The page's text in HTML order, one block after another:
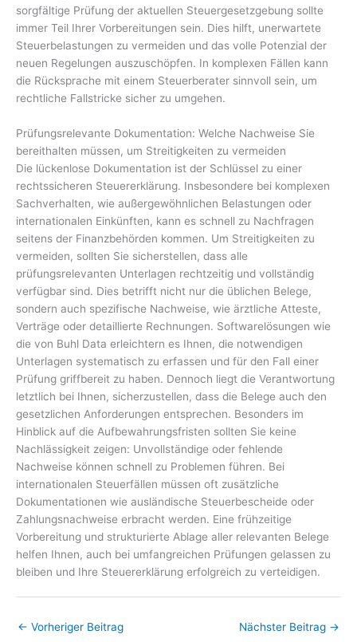
sorgfältige Prüfung der aktuellen Steuergesetzgebung sollte
immer Teil Ihrer Vorbereitungen sein. Dies hilft, unerwartete
Steuerbelastungen zu vermeiden und das volle Potenzial der
neuen Regelungen auszuschöpfen. In komplexen Fällen kann
die Rücksprache mit einem Steuerberater sinnvoll sein, um
rechtliche Fallstricke sicher zu umgehen.
Prüfungsrelevante Dokumentation: Welche Nachweise Sie
bereithalten müssen, um Streitigkeiten zu vermeiden
Die lückenlose Dokumentation ist der Schlüssel zu einer
rechtssicheren Steuererklärung. Insbesondere bei komplexen
Sachverhalten, wie außergewöhnlichen Belastungen oder
internationalen Einkünften, kann es schnell zu Nachfragen
seitens der Finanzbehörden kommen. Um Streitigkeiten zu
vermeiden, sollten Sie sicherstellen, dass alle
prüfungsrelevanten Unterlagen rechtzeitig und vollständig
verfügbar sind. Dies betrifft nicht nur die üblichen Belege,
sondern auch spezifische Nachweise, wie ärztliche Atteste,
Verträge oder detaillierte Rechnungen. Softwarelösungen wie
die von Buhl Data erleichtern es Ihnen, die notwendigen
Unterlagen systematisch zu erfassen und für den Fall einer
Prüfung griffbereit zu haben. Dennoch liegt die Verantwortung
letztlich bei Ihnen, sicherzustellen, dass die Belege auch den
gesetzlichen Anforderungen entsprechen. Besonders im
Hinblick auf die Aufbewahrungsfristen sollten Sie keine
Nachlässigkeit zeigen: Unvollständige oder fehlende
Nachweise können schnell zu Problemen führen. Bei
internationalen Steuerfällen müssen oft zusätzliche
Dokumentationen wie ausländische Steuerbescheide oder
Zahlungsnachweise erbracht werden. Eine frühzeitige
Vorbereitung und strukturierte Ablage aller relevanten Belege
helfen Ihnen, auch bei umfangreichen Prüfungen gelassen zu
bleiben und Ihre Steuererklärung erfolgreich zu verteidigen.
← Vorheriger Beitrag Nächster Beitrag →